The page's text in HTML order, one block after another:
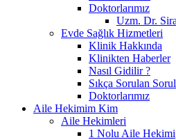
Doktorlarımız
Uzm. Dr.
Evde Sağlık Hizmetleri
Klinik Hakkında
Klinikten Haberler
Nasıl Gidilir ?
Sıkça Sorulan
Doktorlarımız
Aile Hekimim Kim
Aile Hekimleri
1 Nolu Aile Hekimi